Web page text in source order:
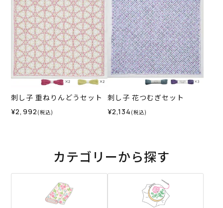
刺し子 重ねりんどうセット
¥2,992 (税込)
刺し子 花つむぎセット
¥2,134 (税込)
カテゴリーから探す